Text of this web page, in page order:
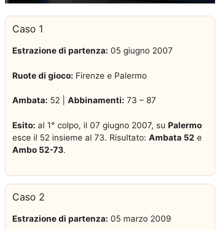
Caso 1
Estrazione di partenza: 05 giugno 2007
Ruote di gioco: Firenze e Palermo
Ambata: 52 | Abbinamenti: 73 – 87
Esito: al 1° colpo, il 07 giugno 2007, su Palermo
esce il 52 insieme al 73. Risultato: Ambata 52 e
Ambo 52-73.
Caso 2
Estrazione di partenza: 05 marzo 2009